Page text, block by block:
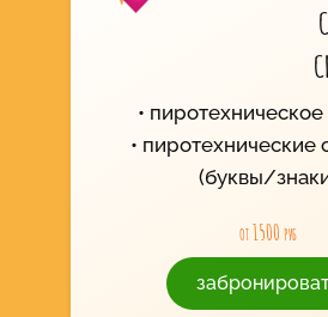
пиротехнические
(буквы/
от 1500 руб